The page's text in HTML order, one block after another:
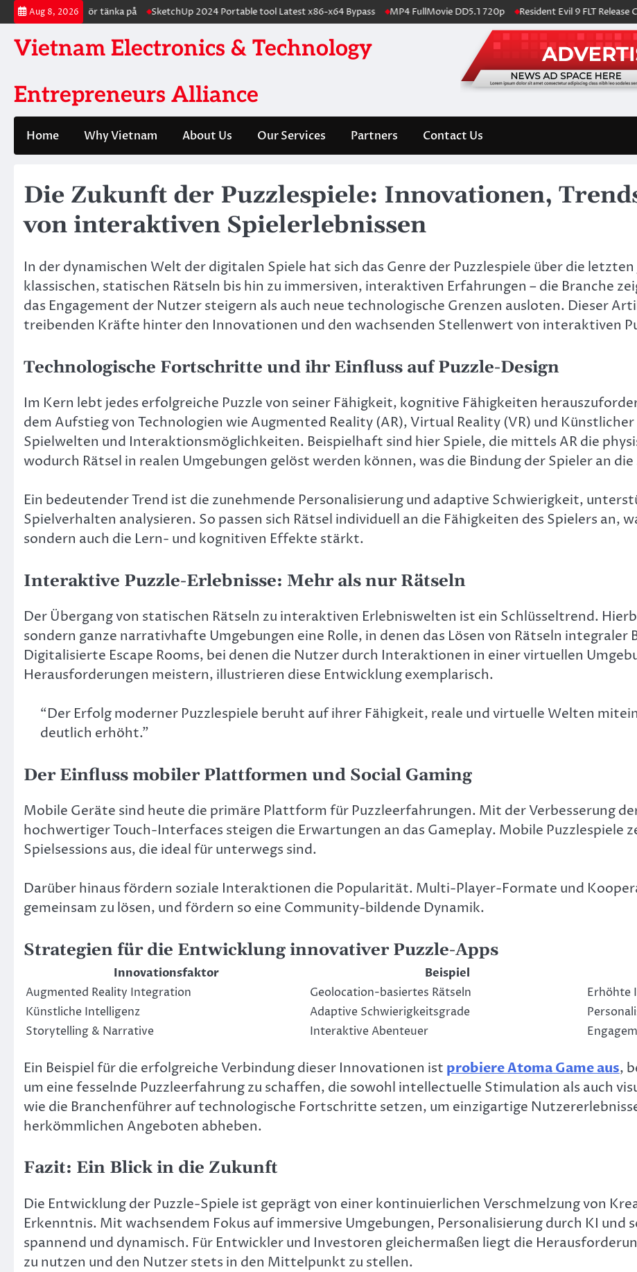
Skip
to
content
Aug 8, 2026
och vad du bör tänka på SketchUp 2024 Portable tool Latest x86-x64 Bypass MP4 FullMovie DD5.1 720p Resident Evil 9 FLT Release Crash
Vietnam Electronics & Technology
Entrepreneurs Alliance
Home Why Vietnam About Us Our Services Partners Contact Us
Die Zukunft der Puzzlespiele: Innovationen,
von interaktiven Spielerlebnissen
In der dynamischen Welt der digitalen Spiele hat sich das Genre der Puzzlespiele über die
klassischen, statischen Rätseln bis hin zu immersiven, interaktiven Erfahrungen – die Branche
das Engagement der Nutzer steigern als auch neue technologische Grenzen ausloten. Dieser
treibenden Kräfte hinter den Innovationen und den wachsenden Stellenwert von interaktiven
Technologische Fortschritte und ihr Einfluss auf Puzzle-Design
Im Kern lebt jedes erfolgreiche Puzzle von seiner Fähigkeit, kognitive Fähigkeiten
dem Aufstieg von Technologien wie Augmented Reality (AR), Virtual Reality (VR) und
Spielwelten und Interaktionsmöglichkeiten. Beispielhaft sind hier Spiele, die mittels AR die
wodurch Rätsel in realen Umgebungen gelöst werden können, was die Bindung der Spieler an
Ein bedeutender Trend ist die zunehmende Personalisierung und adaptive Schwierigkeit,
Spielverhalten analysieren. So passen sich Rätsel individuell an die Fähigkeiten des Spielers an,
sondern auch die Lern- und kognitiven Effekte stärkt.
Interaktive Puzzle-Erlebnisse: Mehr als nur Rätseln
Der Übergang von statischen Rätseln zu interaktiven Erlebniswelten ist ein Schlüsseltrend.
sondern ganze narrativhafte Umgebungen eine Rolle, in denen das Lösen von Rätseln
Digitalisierte Escape Rooms, bei denen die Nutzer durch Interaktionen in einer virtuellen
Herausforderungen meistern, illustrieren diese Entwicklung exemplarisch.
“Der Erfolg moderner Puzzlespiele beruht auf ihrer Fähigkeit, reale und virtuelle Welten
deutlich erhöht.”
Der Einfluss mobiler Plattformen und Social Gaming
Mobile Geräte sind heute die primäre Plattform für Puzzleerfahrungen. Mit der Verbesserung
hochwertiger Touch-Interfaces steigen die Erwartungen an das Gameplay. Mobile Puzzlespiele
Spielsessions aus, die ideal für unterwegs sind.
Darüber hinaus fördern soziale Interaktionen die Popularität. Multi-Player-Formate und
gemeinsam zu lösen, und fördern so eine Community-bildende Dynamik.
Strategien für die Entwicklung innovativer Puzzle-Apps
Innovationsfaktor Beispiel
Augmented Reality Integration
Geolocation-basiertes Rätseln
Erhöhte
Künstliche Intelligenz
Adaptive Schwierigkeitsgrade
Storytelling & Narrative
Interaktive Abenteuer
Ein Beispiel für die erfolgreiche Verbindung dieser Innovationen ist probiere Atoma Game aus,
um eine fesselnde Puzzleerfahrung zu schaffen, die sowohl intellectuelle Stimulation als auch
wie die Branchenführer auf technologische Fortschritte setzen, um einzigartige
herkömmlichen Angeboten abheben.
Fazit: Ein Blick in die Zukunft
Die Entwicklung der Puzzle-Spiele ist geprägt von einer kontinuierlichen Verschmelzung von
Erkenntnis. Mit wachsendem Fokus auf immersive Umgebungen, Personalisierung durch KI
spannend und dynamisch. Für Entwickler und Investoren gleichermaßen liegt die
zu nutzen und den Nutzer stets in den Mittelpunkt zu stellen.